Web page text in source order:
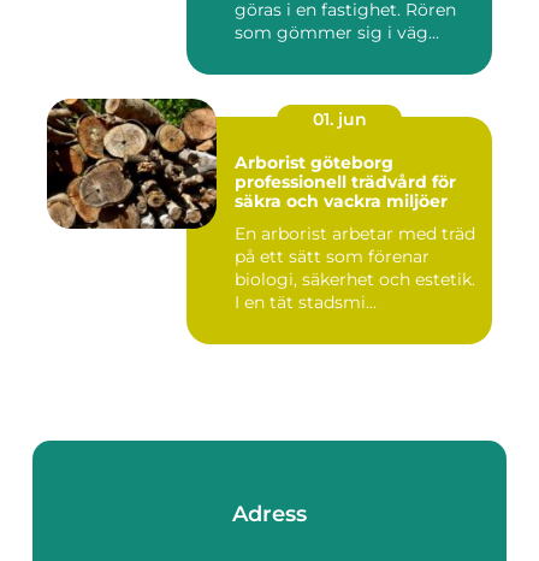
göras i en fastighet. Rören
som gömmer sig i väg...
01. jun
Arborist göteborg
professionell trädvård för
säkra och vackra miljöer
En arborist arbetar med träd
på ett sätt som förenar
biologi, säkerhet och estetik.
I en tät stadsmi...
Adress